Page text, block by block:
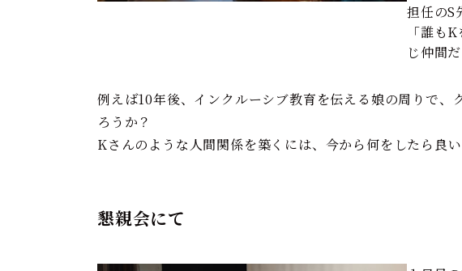
担任のS
「誰も
じ仲間
例えば10年後、インクルーシブ教育を伝える娘の周りで、
ろうか？
Kさんのような人間関係を築くには、今から何をしたら良
懇親会にて